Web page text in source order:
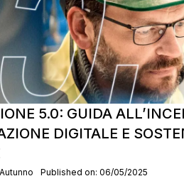
5.0: GUIDA
DIGITALE E
Published on: 06/05/2025